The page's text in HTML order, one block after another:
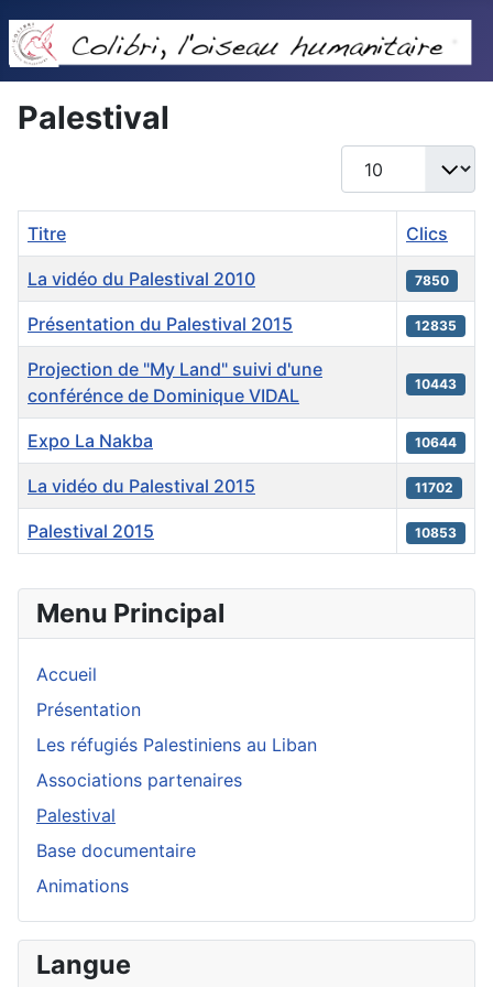
Menu Principal
Accueil
Présentation
Les réfugiés Palestiniens au Liban
Associations partenaires
Palestival
Base documentaire
Animations
Langue
Palestival
Afficher #
Titre Clics
La vidéo du Palestival 2010 7850
Présentation du Palestival 2015 12835
Projection de "My Land" suivi d'une
conférénce de Dominique VIDAL
10443
Expo La Nakba 10644
La vidéo du Palestival 2015 11702
Palestival 2015 10853